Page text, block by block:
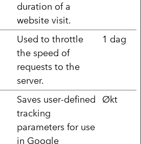
duration of a
website visit.
Used to throttle
the speed of
requests to the
server.
1 dag
Saves user-defined
tracking
parameters for use
in Google
Økt